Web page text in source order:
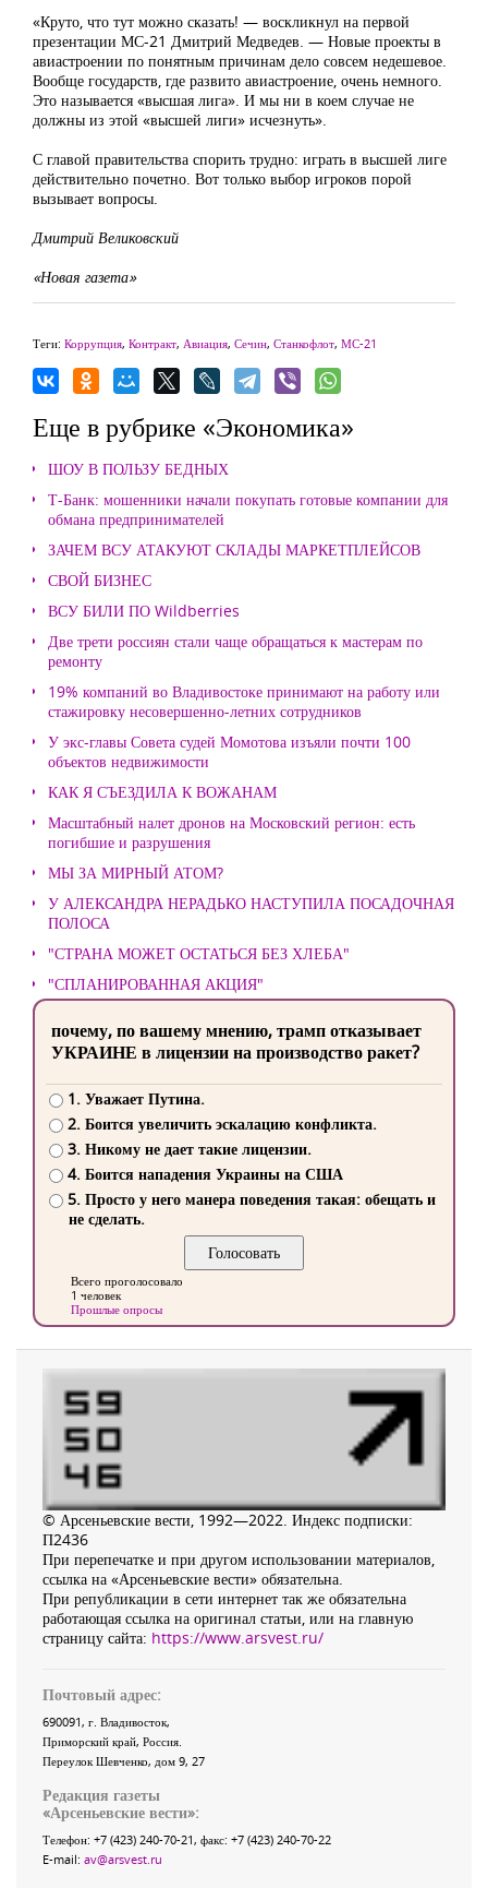
«Круто, что тут можно сказать! — воскликнул на первой
презентации МС-21 Дмитрий Медведев. — Новые проекты в
авиастроении по понятным причинам дело совсем недешевое.
Вообще государств, где развито авиастроение, очень немного.
Это называется «высшая лига». И мы ни в коем случае не
должны из этой «высшей лиги» исчезнуть».
С главой правительства спорить трудно: играть в высшей лиге
действительно почетно. Вот только выбор игроков порой
вызывает вопросы.
Дмитрий Великовский
«Новая газета»
Теги: Коррупция, Контракт, Авиация, Сечин, Станкофлот, МС-21
Еще в рубрике «Экономика»
ШОУ В ПОЛЬЗУ БЕДНЫХ
Т-Банк: мошенники начали покупать готовые компании для
обмана предпринимателей
ЗАЧЕМ ВСУ АТАКУЮТ СКЛАДЫ МАРКЕТПЛЕЙСОВ
СВОЙ БИЗНЕС
ВСУ БИЛИ ПО Wildberries
Две трети россиян стали чаще обращаться к мастерам по
ремонту
19% компаний во Владивостоке принимают на работу или
стажировку несовершенно-летних сотрудников
У экс-главы Совета судей Момотова изъяли почти 100
объектов недвижимости
КАК Я СЪЕЗДИЛА К ВОЖАНАМ
Масштабный налет дронов на Московский регион: есть
погибшие и разрушения
МЫ ЗА МИРНЫЙ АТОМ?
У АЛЕКСАНДРА НЕРАДЬКО НАСТУПИЛА ПОСАДОЧНАЯ
ПОЛОСА
"СТРАНА МОЖЕТ ОСТАТЬСЯ БЕЗ ХЛЕБА"
"СПЛАНИРОВАННАЯ АКЦИЯ"
почему, по вашему мнению, трамп отказывает
УКРАИНЕ в лицензии на производство ракет?
1. Уважает Путина.
2. Боится увеличить эскалацию конфликта.
3. Никому не дает такие лицензии.
4. Боится нападения Украины на США
5. Просто у него манера поведения такая: обещать и
не сделать.
Всего проголосовало
1 человек
Прошлые опросы
© Арсеньевские вести, 1992—2022. Индекс подписки:
П2436
При перепечатке и при другом использовании материалов,
ссылка на «Арсеньевские вести» обязательна.
При републикации в сети интернет так же обязательна
работающая ссылка на оригинал статьи, или на главную
страницу сайта: https://www.arsvest.ru/
Почтовый адрес:
690091, г. Владивосток,
Приморский край, Россия.
Переулок Шевченко, дом 9, 27
Редакция газеты
«Арсеньевские вести»:
Телефон: +7 (423) 240-70-21, факс: +7 (423) 240-70-22
E-mail: av@arsvest.ru